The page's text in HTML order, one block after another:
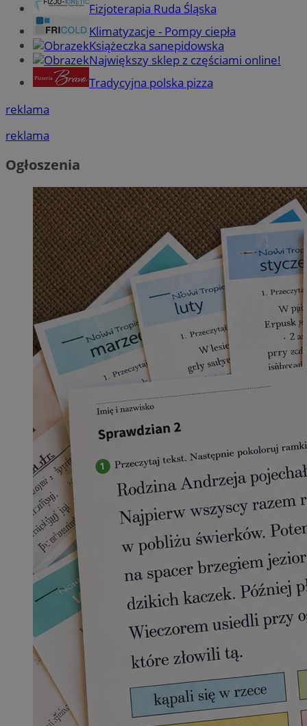
Fizjoterapia Ruda Śląska
Klimatyzacje - Pompy ciepła
Książeczka sanepidowska
Największy sklep z częściami online!
Tradycyjna polska pizza
reklama
reklama
Ogłoszenia